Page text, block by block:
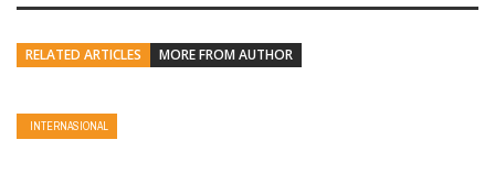
RELATED ARTICLES MORE FROM AUTHOR
INTERNASIONAL